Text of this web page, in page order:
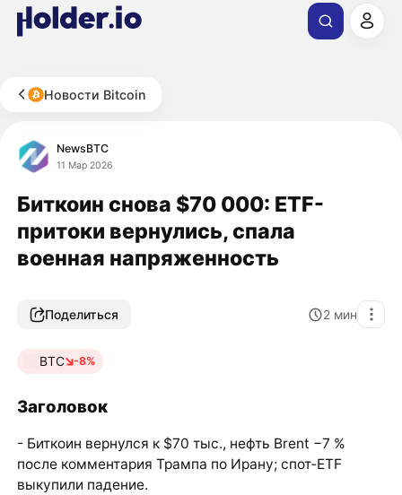
Новости Bitcoin
NewsBTC
11 Мар 2026
Биткоин снова $70 000: ETF-
притоки вернулись, спала
военная напряженность
Поделиться 2 мин
BTC -8%
Заголовок
- Биткоин вернулся к $70 тыс., нефть Brent −7 %
после комментария Трампа по Ирану; спот‑ETF
выкупили падение.